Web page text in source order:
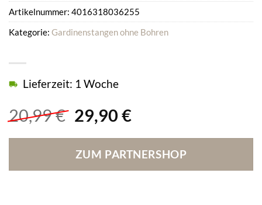
20,99€ Ursprünglicher
war:
20,99 €
29,90 €Aktueller
ist:
29,90 €.
Lieferzeit: 1 Woche
ZUM PARTNERSHOP
Artikelnummer: 4016318036255
Kategorie: Gardinenstangen ohne Bohren